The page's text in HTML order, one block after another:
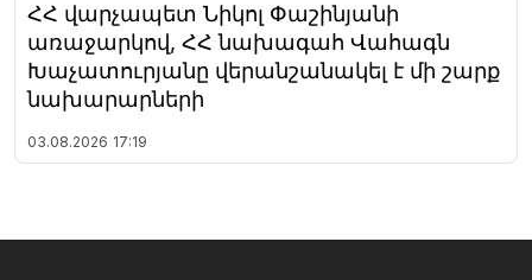
ՀՀ վարչապետ Նիկոլ Փաշինյանի
առաջարկով, ՀՀ նախագահ Վահագն
Խաչատուրյանը վերանշանակել է մի շարք
նախարարների
03.08.2026 17:19